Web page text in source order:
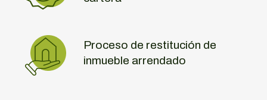
Proceso de restitución de
inmueble arrendado